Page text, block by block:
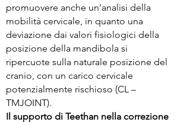
promuovere anche un’analisi della
mobilità cervicale, in quanto una
deviazione dai valori fisiologici della
posizione della mandibola si
ripercuote sulla naturale posizione del
cranio, con un carico cervicale
potenzialmente rischioso (CL –
TMJOINT).
Il supporto di Teethan nella correzione